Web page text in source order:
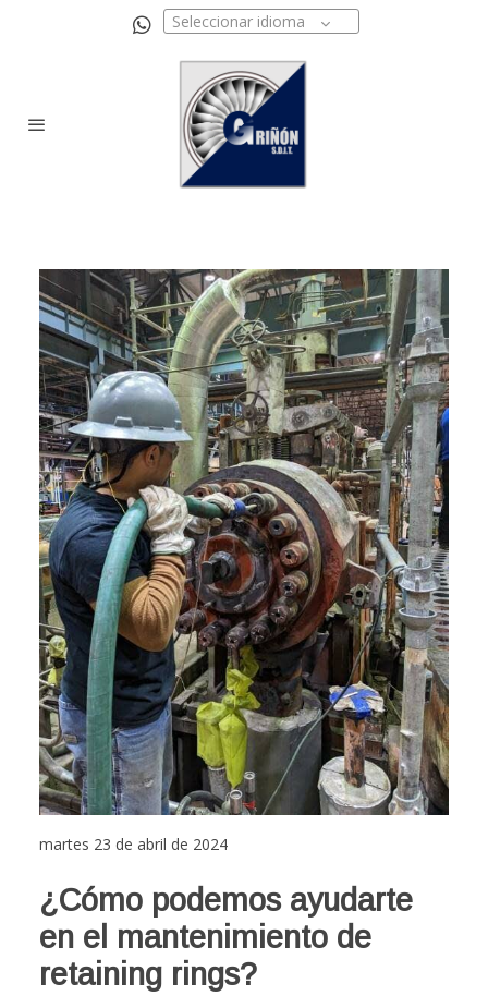
Seleccionar idioma
martes 23 de abril de 2024
¿Cómo podemos ayudarte
en el mantenimiento de
retaining rings?